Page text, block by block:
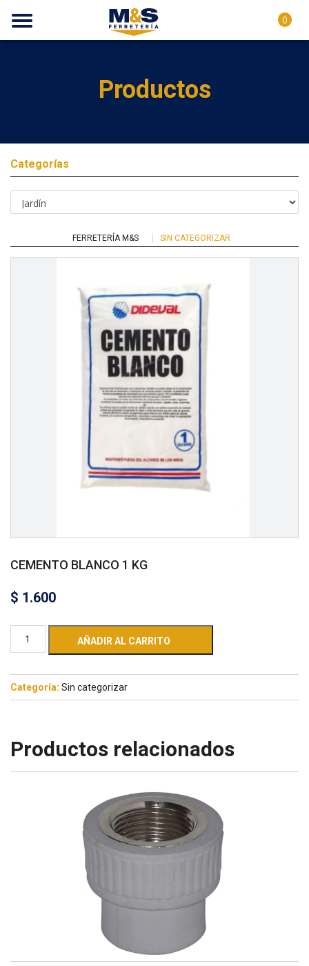
0
Productos
Categorías
FERRETERÍA M&S SIN CATEGORIZAR
CEMENTO BLANCO 1 KG
$ 1.600
AÑADIR AL CARRITO
Categoría: Sin categorizar
Productos relacionados